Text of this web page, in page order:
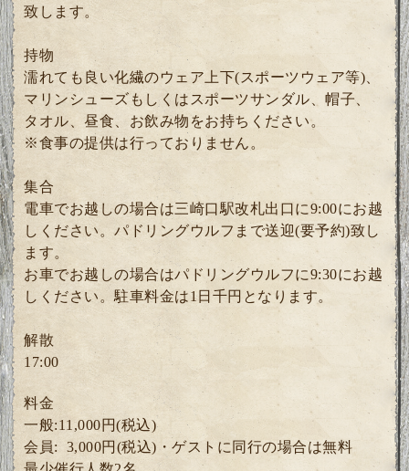
致します。
持物
濡れても良い化繊のウェア上下(スポーツウェア等)、
マリンシューズもしくはスポーツサンダル、帽子、
タオル、昼食、お飲み物をお持ちください。
※食事の提供は行っておりません。
集合
電車でお越しの場合は三崎口駅改札出口に9:00にお越
しください。パドリングウルフまで送迎(要予約)致し
ます。
お車でお越しの場合はパドリングウルフに9:30にお越
しください。駐車料金は1日千円となります。
解散
17:00
料金
一般:11,000円(税込)
会員: 3,000円(税込)・ゲストに同行の場合は無料